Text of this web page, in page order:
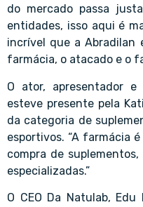
do mercado passa
entidades, isso aqui é
incrível que a Abradilan
farmácia, o atacado e o
O ator, apresentador e
esteve presente pela
da categoria de
esportivos. “A farmácia
compra de
especializadas.”
O CEO Da Natulab,